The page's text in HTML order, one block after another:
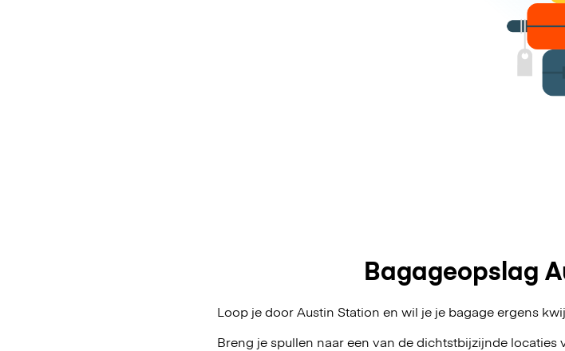
Bagageopslag
Loop je door Austin Station en wil je je bagage ergens
Breng je spullen naar een van de dichtstbijzijnde locaties